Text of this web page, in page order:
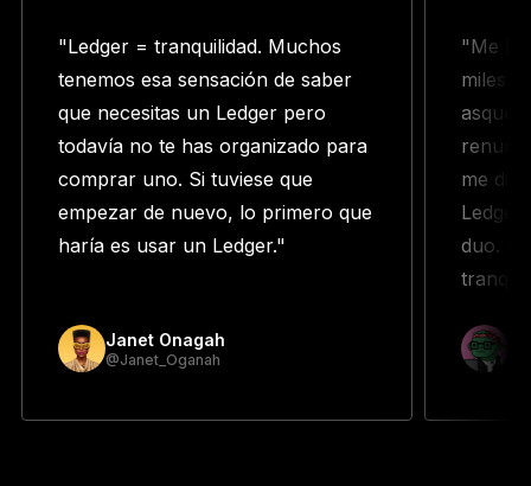
"Ledger = tranquilidad. Muchos
tenemos esa sensación de saber
que necesitas un Ledger pero
todavía no te has organizado para
comprar uno. Si tuviese que
empezar de nuevo, lo primero que
haría es usar un Ledger."
Janet Onagah
@Janet_Oganah
"Me
miles
me
duo.